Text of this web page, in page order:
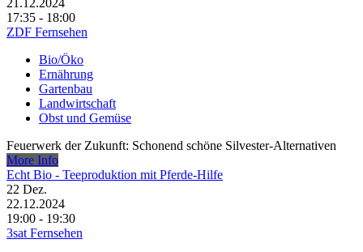
17:35 - 18:00
ZDF Fernsehen
Bio/Öko
Ernährung
Gartenbau
Landwirtschaft
Obst und Gemüse
Feuerwerk der Zukunft: Schonend schöne Silvester-Alternativen
More Info
Echt Bio - Teeproduktion mit Pferde-Hilfe
22 Dez.
22.12.2024
19:00 - 19:30
3sat Fernsehen